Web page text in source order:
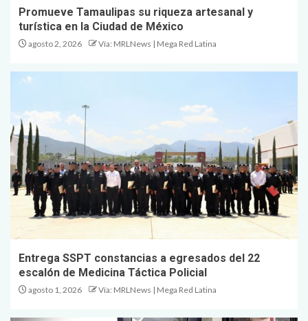
Promueve Tamaulipas su riqueza artesanal y
turística en la Ciudad de México
agosto 2, 2026 Vía: MRLNews | Mega Red Latina
Entrega SSPT constancias a egresados del 22
escalón de Medicina Táctica Policial
agosto 1, 2026 Vía: MRLNews | Mega Red Latina